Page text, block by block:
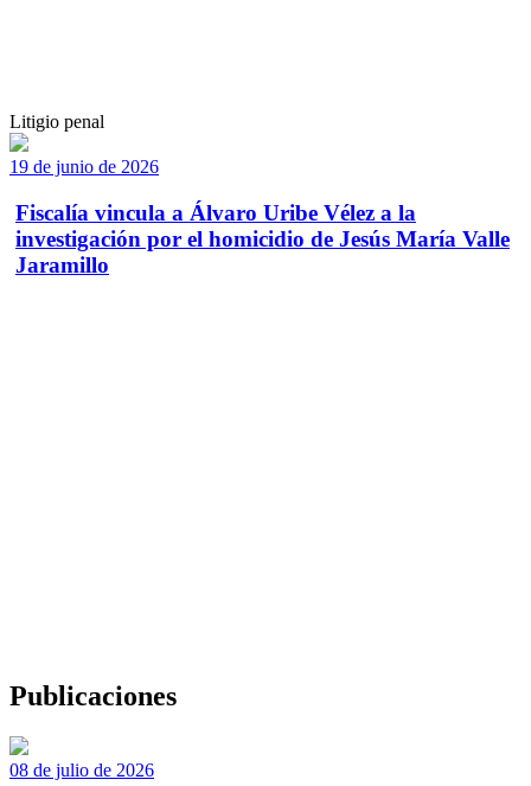
Litigio penal
19 de junio de 2026
Fiscalía vincula a Álvaro Uribe Vélez a la
investigación por el homicidio de Jesús María Valle
Jaramillo
Publicaciones
08 de julio de 2026